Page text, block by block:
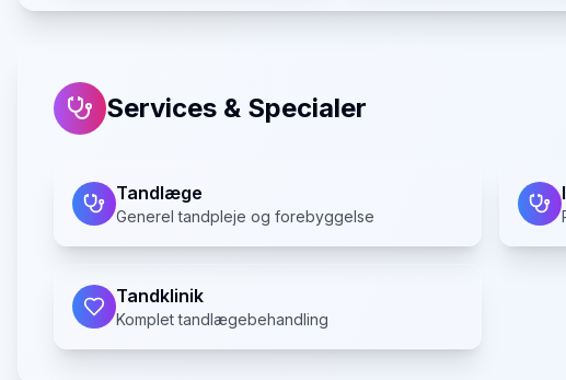
Services & Specialer
Tandlæge
Generel tandpleje og forebyggelse
Tandklinik
Komplet tandlægebehandling